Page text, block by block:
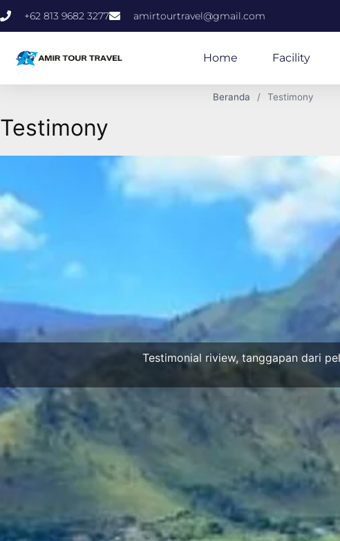
+62 813 9682 3277 amirtourtravel@gmail.com
Home Facility
Beranda Testimony
Testimony
Testimonial riview, tanggapan dari